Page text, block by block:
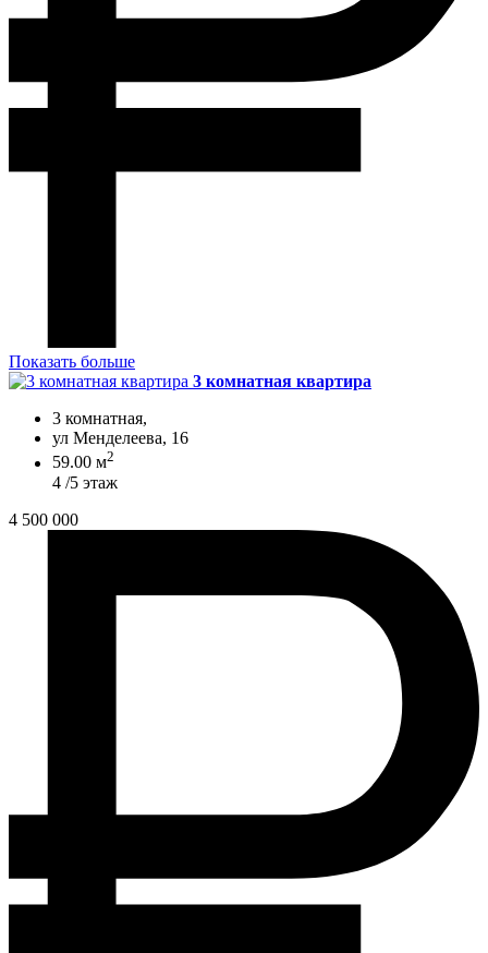
Показать больше
3 комнатная квартира
3 комнатная,
ул Менделеева, 16
59.00 м2
4 /5 этаж
4 500 000